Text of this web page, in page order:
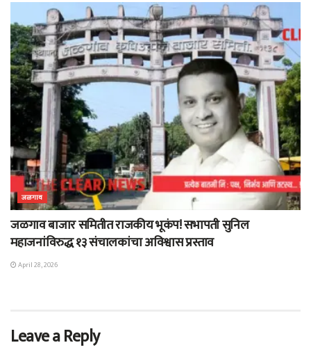
जळगाव
जळगाव बाजार समितीत राजकीय भूकंप! सभापती सुनिल
महाजनांविरुद्ध १३ संचालकांचा अविश्वास प्रस्ताव
April 28, 2026
Leave a Reply